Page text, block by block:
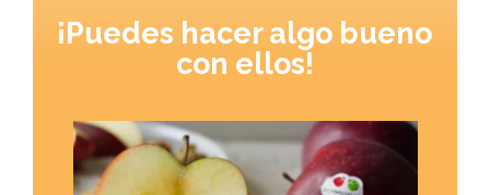
¡Puedes hacer algo bueno
con ellos!